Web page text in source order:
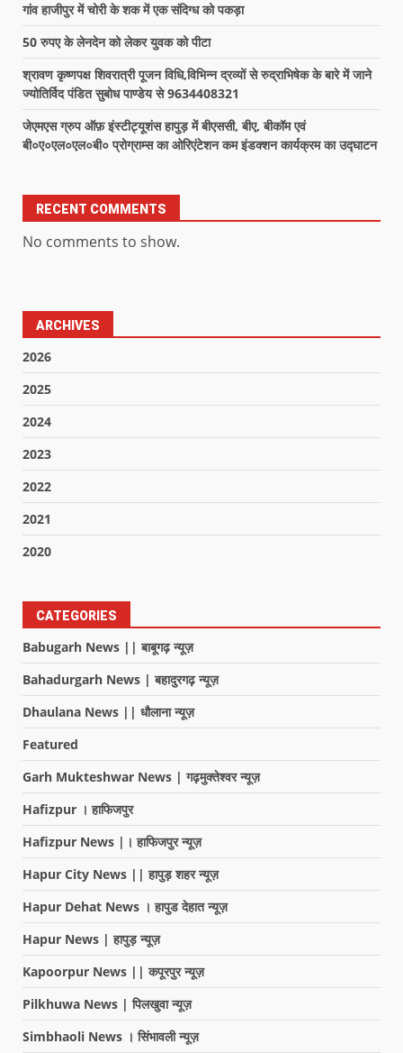
गांव हाजीपुर में चोरी के शक में एक संदिग्ध को पकड़ा
50 रुपए के लेनदेन को लेकर युवक को पीटा
श्रावण कृष्णपक्ष शिवरात्री पूजन विधि,विभिन्न द्रव्यों से रुद्राभिषेक के बारे में जाने
ज्योतिर्विद पंडित सुबोध पाण्डेय से 9634408321
जेएमएस ग्रुप ऑफ़ इंस्टीट्यूशंस हापुड़ में बीएससी, बीए, बीकॉम एवं
बी०ए०एल०एल०बी० प्रोग्राम्स का ओरिएंटेशन कम इंडक्शन कार्यक्रम का उद्घाटन
RECENT COMMENTS
No comments to show.
ARCHIVES
2026
2025
2024
2023
2022
2021
2020
CATEGORIES
Babugarh News || बाबूगढ़ न्यूज़
Bahadurgarh News | बहादुरगढ़ न्यूज़
Dhaulana News || धौलाना न्यूज़
Featured
Garh Mukteshwar News | गढ़मुक्तेश्वर न्यूज़
Hafizpur । हाफिजपुर
Hafizpur News |। हाफिजपुर न्यूज़
Hapur City News || हापुड़ शहर न्यूज़
Hapur Dehat News । हापुड देहात न्यूज़
Hapur News | हापुड़ न्यूज़
Kapoorpur News || कपूरपुर न्यूज़
Pilkhuwa News | पिलखुवा न्यूज़
Simbhaoli News । सिंभावली न्यूज़